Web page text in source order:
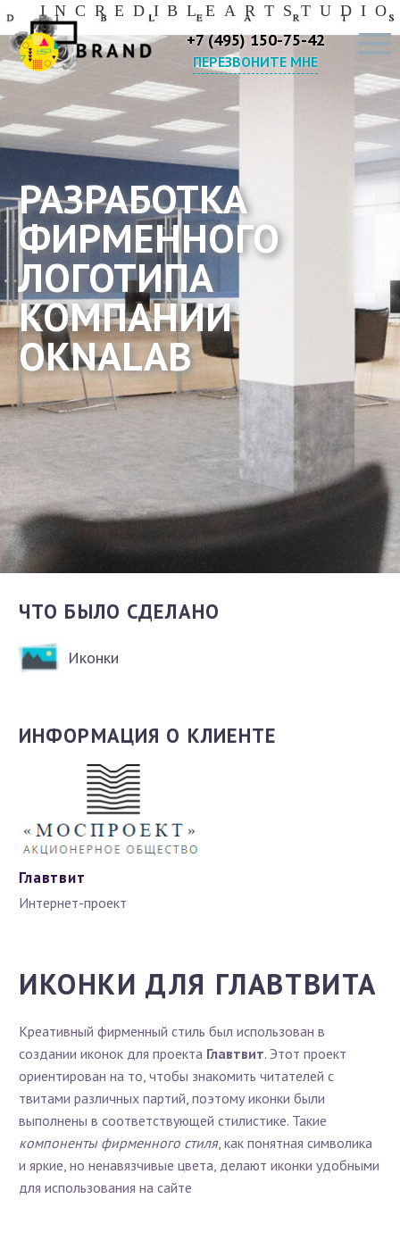
I N C R E D I B L E A R T S T U D I O
+7 (495) 150-75-42
ПЕРЕЗВОНИТЕ МНЕ
РАЗРАБОТКА
ФИРМЕННОГО
ЛОГОТИПА
КОМПАНИИ
OKNALAB
ЧТО БЫЛО СДЕЛАНО
Иконки
ИНФОРМАЦИЯ О КЛИЕНТЕ
Главтвит
Интернет-проект
ИКОНКИ ДЛЯ ГЛАВТВИТА
Креативный фирменный стиль был использован в
создании иконок для проекта Главтвит. Этот проект
ориентирован на то, чтобы знакомить читателей с
твитами различных партий, поэтому иконки были
выполнены в соответствующей стилистике. Такие
компоненты фирменного стиля, как понятная символика
и яркие, но ненавязчивые цвета, делают иконки удобными
для использования на сайте